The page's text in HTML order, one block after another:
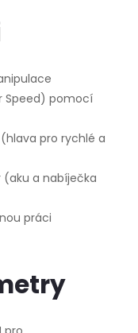
Speed) pomocí
pro rychlé a
a nabíječka
práci